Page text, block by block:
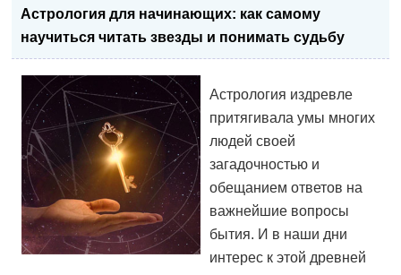
Астрология для начинающих: как самому
научиться читать звезды и понимать судьбу
Астрология издревле
притягивала умы многих
людей своей
загадочностью и
обещанием ответов на
важнейшие вопросы
бытия. И в наши дни
интерес к этой древней